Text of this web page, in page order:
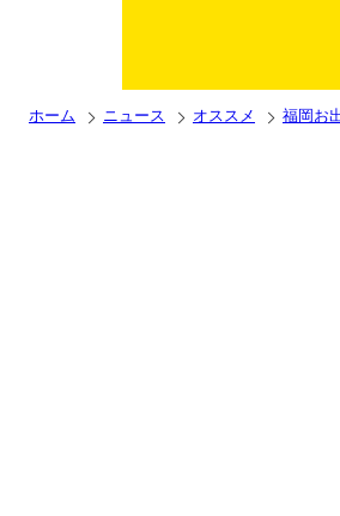
ホーム ニュース オススメ 福岡お